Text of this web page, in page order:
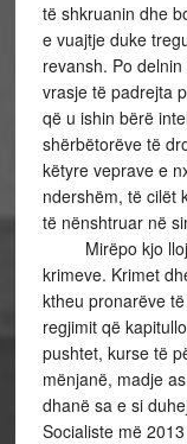
të shkruanin dhe
e vuajtje duke
revansh. Po
vrasje të padrejta
që u ishin bërë
shërbëtorëve të
këtyre veprave e
ndershëm, të cilët
të nënshtruar në
Mirëpo kjo lloj
krimeve. Krimet
ktheu pronarëve
regjimit që
pushtet, kurse të
mënjanë, madje
dhanë sa e si
Socialiste më